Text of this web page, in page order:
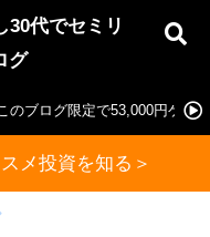
30代でセミリ
グ
このブログ限定で53,000円ゲッ
メ投資を知る＞